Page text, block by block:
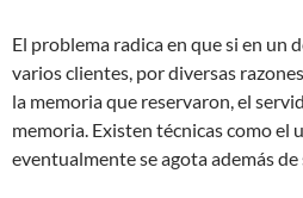
El problema radica en que si en un
varios clientes, por diversas
la memoria que reservaron, el
memoria. Existen técnicas como el
eventualmente se agota además de